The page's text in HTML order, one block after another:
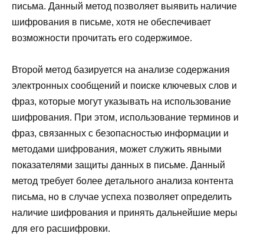
письма. Данный метод позволяет выявить наличие
шифрования в письме, хотя не обеспечивает
возможности прочитать его содержимое.
Второй метод базируется на анализе содержания
электронных сообщений и поиске ключевых слов и
фраз, которые могут указывать на использование
шифрования. При этом, использование терминов и
фраз, связанных с безопасностью информации и
методами шифрования, может служить явными
показателями защиты данных в письме. Данный
метод требует более детального анализа контента
письма, но в случае успеха позволяет определить
наличие шифрования и принять дальнейшие меры
для его расшифровки.